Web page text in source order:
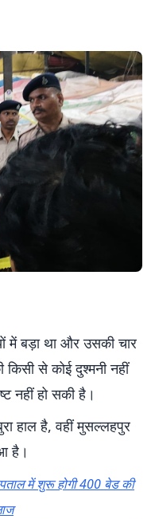
में बड़ा था और उसकी चार
से कोई दुश्मनी नहीं
नहीं हो सकी है।
हाल है, वहीं मुसल्लहपुर
है।
में शुरू होगी 400 बेड की